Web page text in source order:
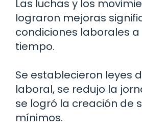
Las luchas y los
lograron mejoras
condiciones laborales
tiempo.
Se establecieron leyes
laboral, se redujo la
se logró la creación de
mínimos.